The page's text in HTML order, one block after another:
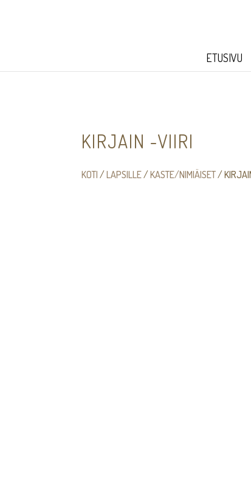
ETUSIVU
KIRJAIN -VIIRI
KOTI /LAPSILLE/KASTE/NIMIÄISET/